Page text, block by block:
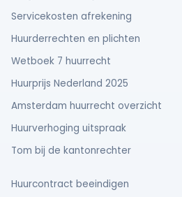
Servicekosten afrekening
Huurderrechten en plichten
Wetboek 7 huurrecht
Huurprijs Nederland 2025
Amsterdam huurrecht overzicht
Huurverhoging uitspraak
Tom bij de kantonrechter
Huurcontract beeindigen